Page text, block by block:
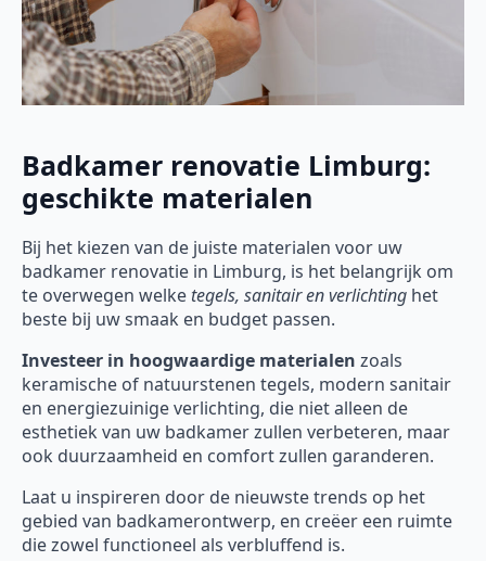
Badkamer renovatie Limburg:
geschikte materialen
Bij het kiezen van de juiste materialen voor uw
badkamer renovatie in Limburg, is het belangrijk om
te overwegen welke tegels, sanitair en verlichting het
beste bij uw smaak en budget passen.
Investeer in hoogwaardige materialen zoals
keramische of natuurstenen tegels, modern sanitair
en energiezuinige verlichting, die niet alleen de
esthetiek van uw badkamer zullen verbeteren, maar
ook duurzaamheid en comfort zullen garanderen.
Laat u inspireren door de nieuwste trends op het
gebied van badkamerontwerp, en creëer een ruimte
die zowel functioneel als verbluffend is.